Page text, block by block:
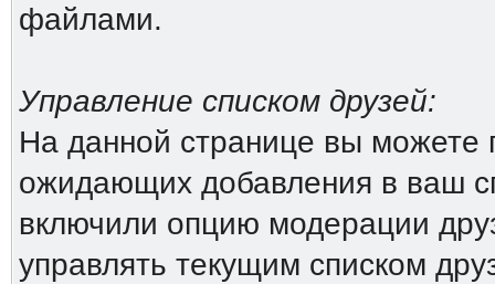
файлами.
Управление списком друзей:
На данной странице вы можете
ожидающих добавления в ваш
включили опцию модерации
управлять текущим списком